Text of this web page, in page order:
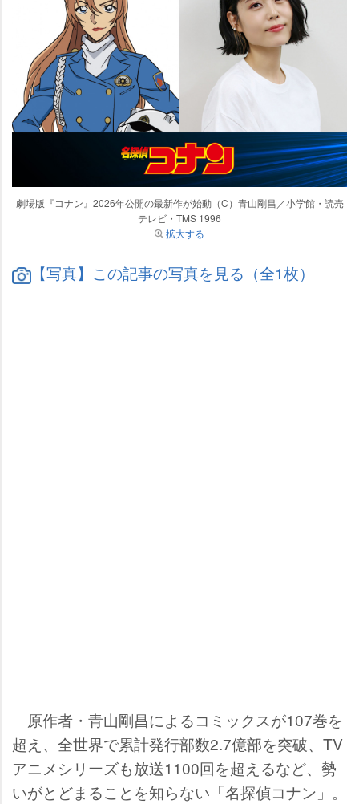
劇場版『コナン』2026年公開の最新作が始動（C）青山剛昌／小学館・読売
テレビ・TMS 1996
拡大する
【写真】この記事の写真を見る（全1枚）
原作者・青山剛昌によるコミックスが107巻を
超え、全世界で累計発行部数2.7億部を突破、TV
アニメシリーズも放送1100回を超えるなど、勢
いがとどまることを知らない「名探偵コナン」。